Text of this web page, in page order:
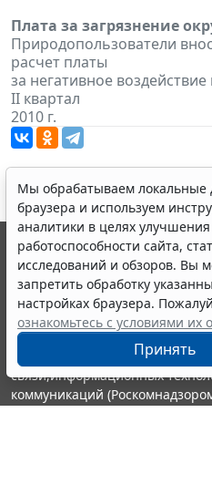
Плата за загрязнение
Природопользователи
расчет платы
за негативное
II квартал
2010 г.
Мы обрабатываем локальные
браузера и используем
аналитики в целях
работоспособности сайта,
исследований и обзоров. Вы
запретить обработку
настройках браузера.
ознакомьтесь с условиями их
Принять
© ООО "НПП "ГАРАНТ-СЕРВИС",
выпускается с 1990 года.
являются участниками
информации ГАРАНТ.
Портал ГАРАНТ.РУ
издания Федеральной
связи,информационных
коммуникаций